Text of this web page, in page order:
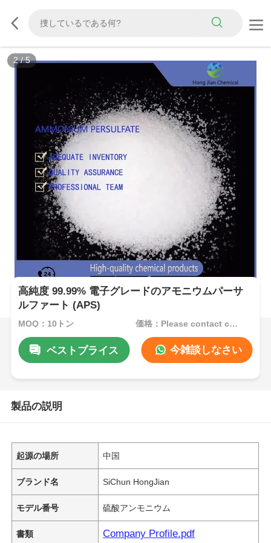
2/5
高純度 99.99% 電子グレードのアモニウムパーサ
ルファート (APS)
MOQ：10トン 価格：Please contact customer service
ベストプライス 今雑談しなさい
製品の説明
起源の場所 中国
ブランド名 SiChun HongJian
モデル番号 硫酸アンモニウム
書類 Company Profile.pdf